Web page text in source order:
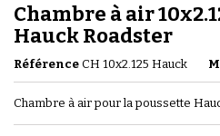
Chambre à air
Hauck Roadster
Référence CH 10x2.125 Hauck
Chambre à air pour la poussette